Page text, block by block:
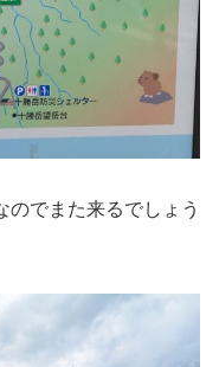
のでまた来るでしょう